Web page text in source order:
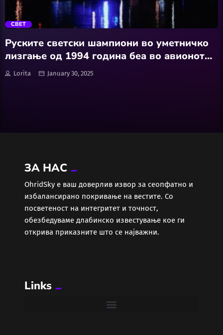
Балкан
Еротика
Забава
Здравје
Колумни
trending_flat
СВЕТ
Руските светски шампиони во уметничко
лизгање од 1994 година беа во авионот
што се урна во САД
Lorita January 30, 2025
ЗА НАС
ОhridSky е ваш доверлив извор за сеопфатно и
избалансирано покривање на вестите. Со
посветеност на интегритет и точност,
обезбедуваме длабинско известување кое ги
открива приказните што се најважни.
Links